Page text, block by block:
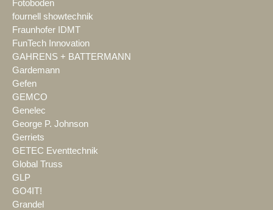
Fotoboden
fournell showtechnik
Fraunhofer IDMT
FunTech Innovation
GAHRENS + BATTERMANN
Gardemann
Gefen
GEMCO
Genelec
George P. Johnson
Gerriets
GETEC Eventtechnik
Global Truss
GLP
GO4IT!
Grandel